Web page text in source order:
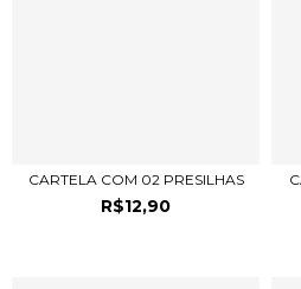
CARTELA COM 02 PRESILHAS
R$12,90